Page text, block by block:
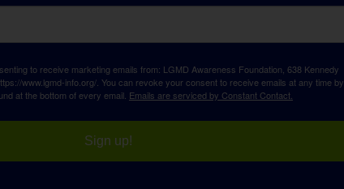
to receive marketing emails from: LGMD Awareness Foundation, 638 Kennedy
www.lgmd-info.org/. You can revoke your consent to receive emails at any time by
at the bottom of every email. Emails are serviced by Constant Contact.
Sign up!